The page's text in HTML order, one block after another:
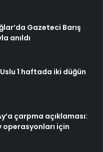
Gazeteci Barış
anıldı
1 haftada iki düğün
çarpma açıklaması:
operasyonları için